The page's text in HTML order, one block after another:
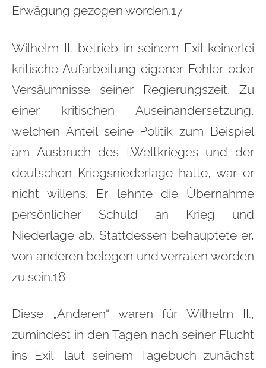
Erwägung gezogen worden.17
Wilhelm II. betrieb in seinem Exil keinerlei
kritische Aufarbeitung eigener Fehler oder
Versäumnisse seiner Regierungszeit. Zu
einer kritischen Auseinandersetzung,
welchen Anteil seine Politik zum Beispiel
am Ausbruch des I.Weltkrieges und der
deutschen Kriegsniederlage hatte, war er
nicht willens. Er lehnte die Übernahme
persönlicher Schuld an Krieg und
Niederlage ab. Stattdessen behauptete er,
von anderen belogen und verraten worden
zu sein.18
Diese „Anderen“ waren für Wilhelm II.,
zumindest in den Tagen nach seiner Flucht
ins Exil, laut seinem Tagebuch zunächst